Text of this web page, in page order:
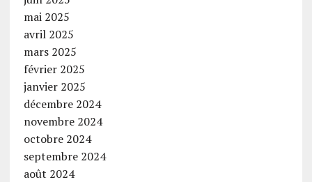
mai 2025
avril 2025
mars 2025
février 2025
janvier 2025
décembre 2024
novembre 2024
octobre 2024
septembre 2024
août 2024